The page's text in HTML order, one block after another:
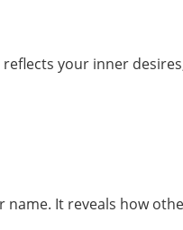
your inner
It reveals how